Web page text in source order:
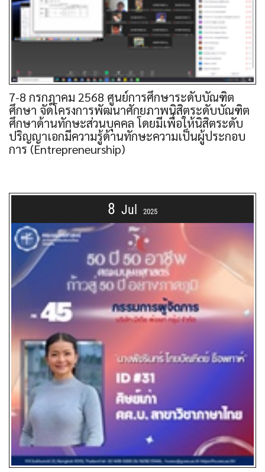
7-8 กรกฎาคม 2568 ศูนย์การศึกษาระดับบัณฑิต
ศึกษา จัดโครงการพัฒนาศักยภาพนิสิตระดับบัณฑิต
ศึกษาด้านทักษะส่วนบุคคล โดยมีเพื่อให้นิสิตระดับ
ปริญญาเอกมีความรู้ด้านทักษะความเป็นผู้ประกอบ
การ (Entrepreneurship)
8 Jul 2025